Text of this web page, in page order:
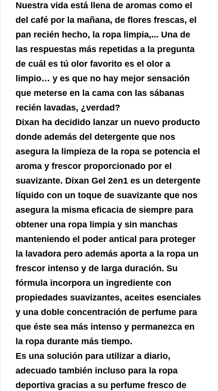
Nuestra vida está llena de aromas como el
del café por la mañana, de flores frescas, el
pan recién hecho, la ropa limpia,... Una de
las respuestas más repetidas a la pregunta
de cuál es tú olor favorito es el olor a
limpio… y es que no hay mejor sensación
que meterse en la cama con las sábanas
recién lavadas, ¿verdad?
Dixan ha decidido lanzar un nuevo producto
donde además del detergente que nos
asegura la limpieza de la ropa se potencia el
aroma y frescor proporcionado por el
suavizante. Dixan Gel 2en1 es un detergente
líquido con un toque de suavizante que nos
asegura la misma eficacia de siempre para
obtener una ropa limpia y sin manchas
manteniendo el poder antical para proteger
la lavadora pero además aporta a la ropa un
frescor intenso y de larga duración. Su
fórmula incorpora un ingrediente con
propiedades suavizantes, aceites esenciales
y una doble concentración de perfume para
que éste sea más intenso y permanezca en
la ropa durante más tiempo.
Es una solución para utilizar a diario,
adecuado también incluso para la ropa
deportiva gracias a su perfume fresco de